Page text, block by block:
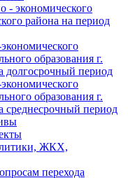
- экономического
района на период
образования г.
долгосрочный период
образования г.
среднесрочный период
ЖКХ,
перехода